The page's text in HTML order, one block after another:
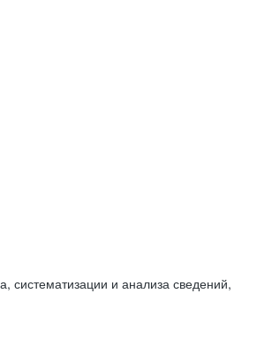
и анализа сведений,